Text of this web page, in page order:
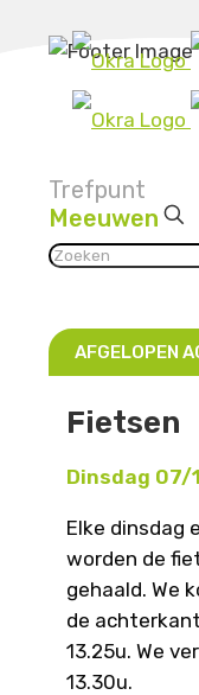
Trefpunt
Meeuwen
AFGELOPEN
Fietsen
Dinsdag 07/
Elke dinsdag
worden de
gehaald. We
de
13.25u. We
13.30u.